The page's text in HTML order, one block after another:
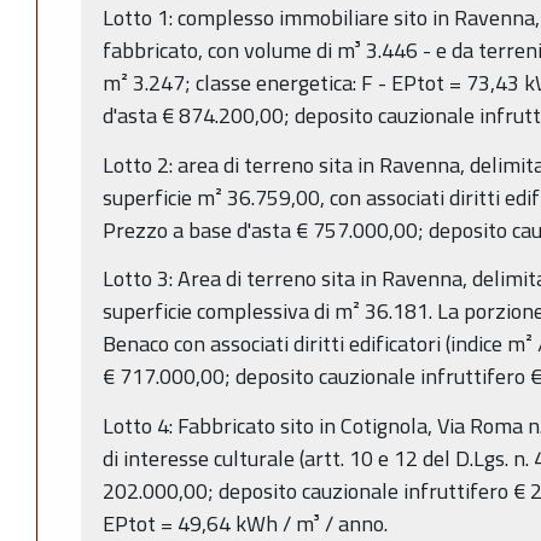
Lotto 1: complesso immobiliare sito in
fabbricato, con volume di m³ 3.446 - e da
m² 3.247; classe energetica: F - EPtot = 73,43
d'asta € 874.200,00; deposito cauzionale
Lotto 2: area di terreno sita in Ravenna,
superficie m² 36.759,00, con associati diritti
Prezzo a base d'asta € 757.000,00; deposito
Lotto 3: Area di terreno sita in Ravenna,
superficie complessiva di m² 36.181. La
Benaco con associati diritti edificatori (indice
€ 717.000,00; deposito cauzionale infruttifero
Lotto 4: Fabbricato sito in Cotignola, Via Roma
di interesse culturale (artt. 10 e 12 del D.Lgs. n.
202.000,00; deposito cauzionale infruttifero €
EPtot = 49,64 kWh / m³ / anno.